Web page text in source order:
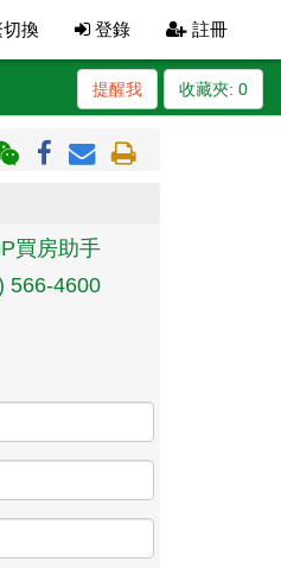
換 登錄 註冊
收藏夾: 0
提醒我
買房助手
566-4600